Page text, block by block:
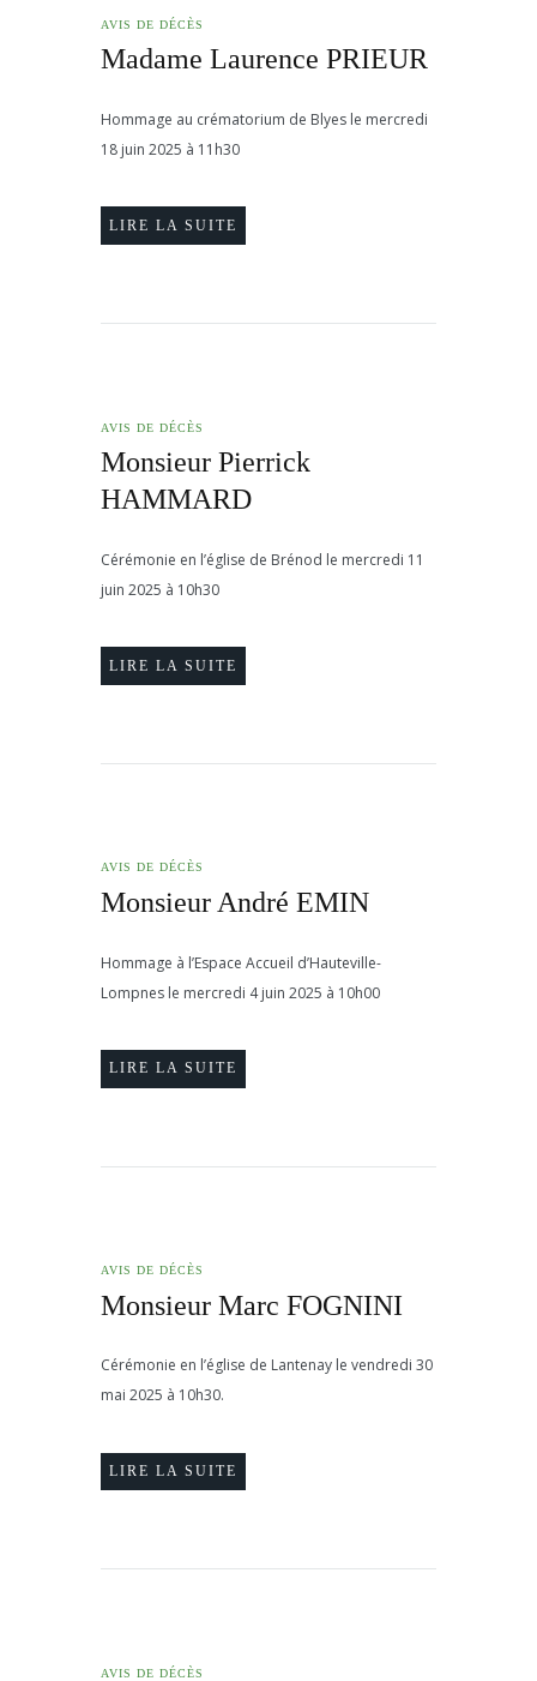
AVIS DE DÉCÈS
Madame Laurence PRIEUR
Hommage au crématorium de Blyes le mercredi
18 juin 2025 à 11h30
LIRE LA SUITE
AVIS DE DÉCÈS
Monsieur Pierrick
HAMMARD
Cérémonie en l’église de Brénod le mercredi 11
juin 2025 à 10h30
LIRE LA SUITE
AVIS DE DÉCÈS
Monsieur André EMIN
Hommage à l’Espace Accueil d’Hauteville-
Lompnes le mercredi 4 juin 2025 à 10h00
LIRE LA SUITE
AVIS DE DÉCÈS
Monsieur Marc FOGNINI
Cérémonie en l’église de Lantenay le vendredi 30
mai 2025 à 10h30.
LIRE LA SUITE
AVIS DE DÉCÈS